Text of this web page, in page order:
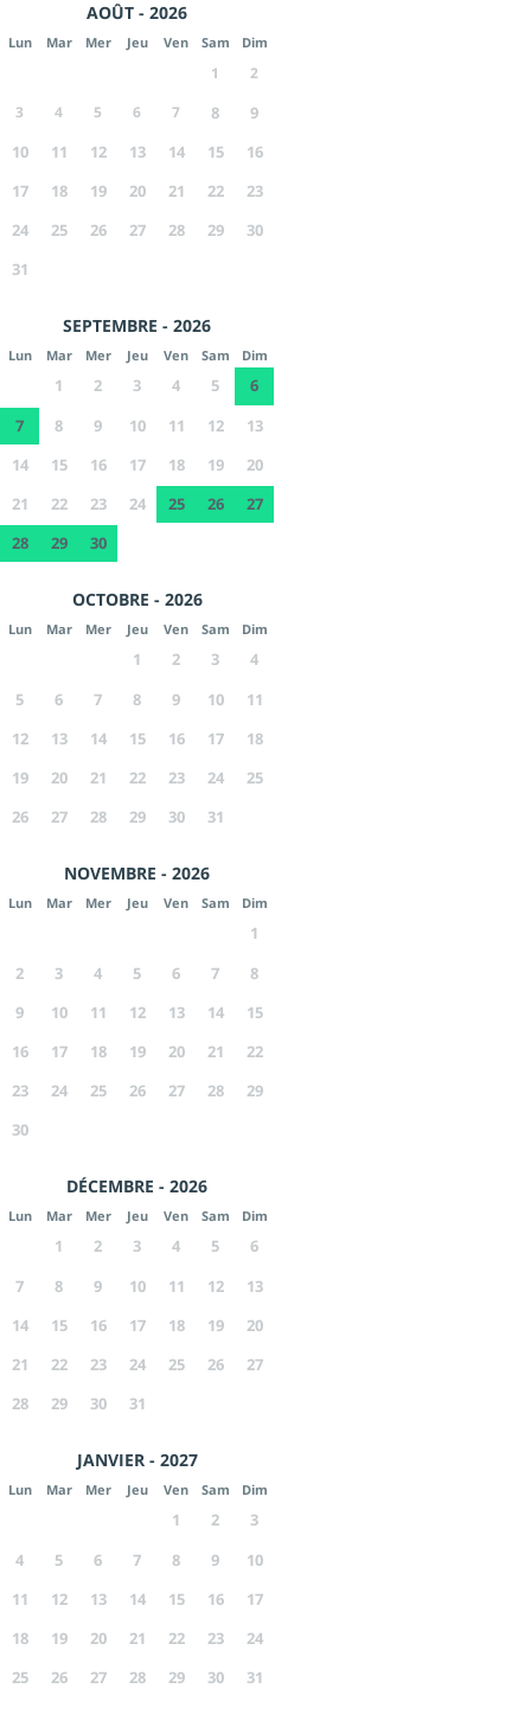
AOÛT - 2026
Lun Mar Mer Jeu Ven Sam Dim
1
2
3
4 5 6 7 8
9
10
11 12 13 14 15
16
17
18 19 20 21 22
23
24
25 26 27 28 29
30
31
SEPTEMBRE - 2026
Lun Mar Mer Jeu Ven Sam Dim
1 2 3 4 5
6
7
8 9 10 11 12
13
14
15 16 17 18 19
20
21
22 23 24 25 26
27
28
29 30
OCTOBRE - 2026
Lun Mar Mer Jeu Ven Sam Dim
1 2 3
4
5
6 7 8 9 10
11
12
13 14 15 16 17
18
19
20 21 22 23 24
25
26
27 28 29 30 31
NOVEMBRE - 2026
Lun Mar Mer Jeu Ven Sam Dim
1
2
3 4 5 6 7
8
9
10 11 12 13 14
15
16
17 18 19 20 21
22
23
24 25 26 27 28
29
30
DÉCEMBRE - 2026
Lun Mar Mer Jeu Ven Sam Dim
1 2 3 4 5
6
7
8 9 10 11 12
13
14
15 16 17 18 19
20
21
22 23 24 25 26
27
28
29 30 31
JANVIER - 2027
Lun Mar Mer Jeu Ven Sam Dim
1 2
3
4
5 6 7 8 9
10
11
12 13 14 15 16
17
18
19 20 21 22 23
24
25
26 27 28 29 30 31